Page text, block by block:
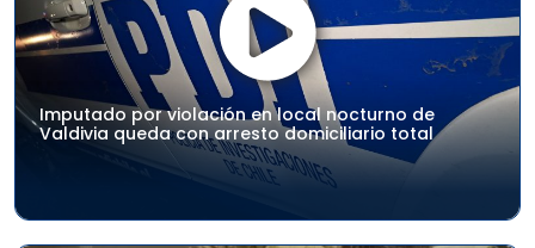
Imputado por violación en local nocturno de
Valdivia queda con arresto domiciliario total